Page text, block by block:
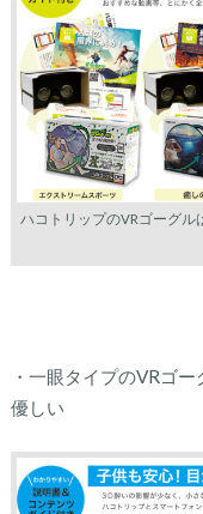
ハコトリップのVRゴーグル
・一眼タイプのVRゴ
優しい